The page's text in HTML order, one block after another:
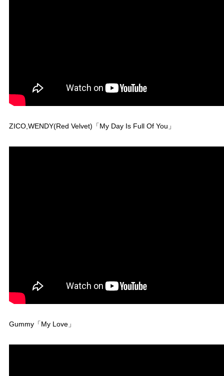
ZICO,WENDY(Red Velvet)「My Day Is Full Of You」
Gummy「My Love」